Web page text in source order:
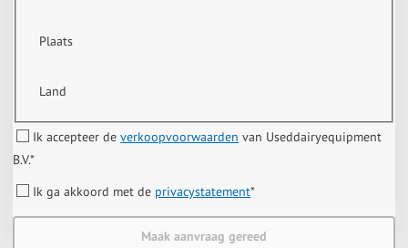
Plaats
Land
Ik accepteer deverkoopvoorwaarden van Useddairyequipment
B.V.*
Ik ga akkoord met de privacystatement*
Maak aanvraag gereed